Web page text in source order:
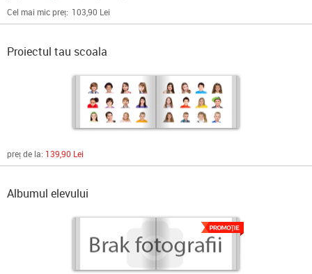
Cel mai mic preț: 103,90 Lei
Proiectul tau scoala
preț de la: 139,90 Lei
Albumul elevului